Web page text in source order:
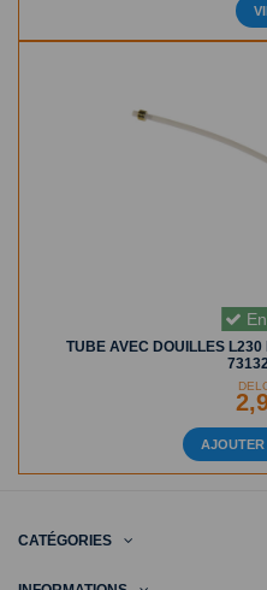
TUBE AVEC DOUILLES
AJOUTER
CATÉGORIES